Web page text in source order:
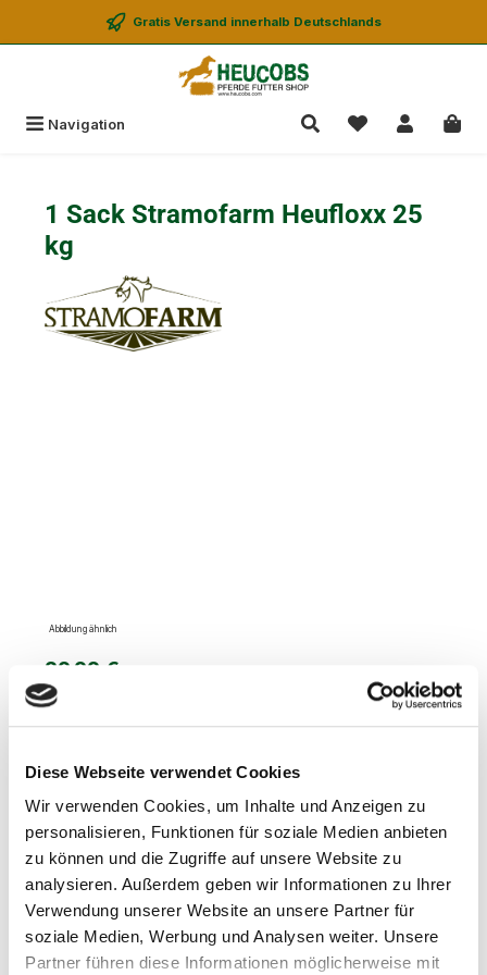
Diese Webseite verwendet Cookies
Wir verwenden Cookies, um Inhalte und Anzeigen zu
personalisieren, Funktionen für soziale Medien anbieten
zu können und die Zugriffe auf unsere Website zu
analysieren. Außerdem geben wir Informationen zu Ihrer
Verwendung unserer Website an unsere Partner für
soziale Medien, Werbung und Analysen weiter. Unsere
Partner führen diese Informationen möglicherweise mit
Gratis Versand innerhalb Deutschlands
Navigation
1 Sack Stramofarm Heufloxx 25
kg
Abbildung ähnlich
29,99 €
Preise inkl. MwSt. zzgl. Versandkosten
Produkt Anzahl: Gib den gewünschten Wert ein oder benutze die Schaltflächen um
Zum Merkzettel hinzufügen
Produktnummer:hf-sack-25
Hersteller:
Stramofarm GmbH
Dieses Produkt weiterempfehlen: